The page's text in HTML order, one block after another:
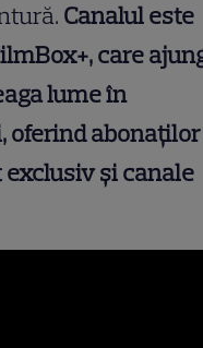
Canalul este
care
lume în
oferind
și canale